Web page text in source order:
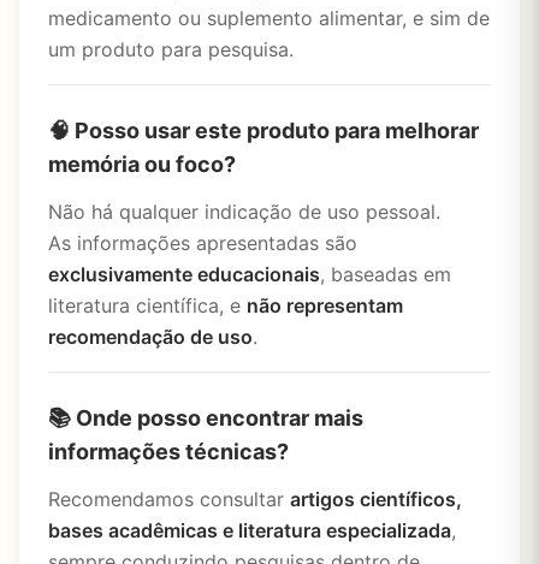
medicamento ou suplemento alimentar, e sim de
um produto para pesquisa.
🧠 Posso usar este produto para melhorar
memória ou foco?
Não há qualquer indicação de uso pessoal.
As informações apresentadas são
exclusivamente educacionais, baseadas em
literatura científica, e não representam
recomendação de uso.
📚 Onde posso encontrar mais
informações técnicas?
Recomendamos consultar artigos científicos,
bases acadêmicas e literatura especializada,